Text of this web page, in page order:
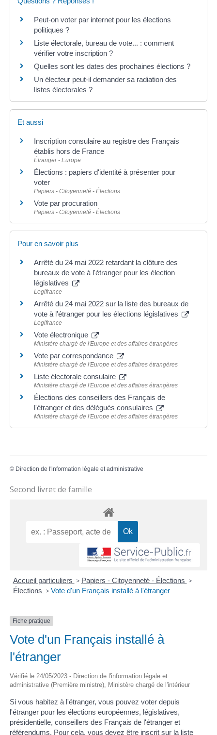
Peut-on voter par internet pour les élections
politiques ?
Liste électorale, bureau de vote... : comment
vérifier votre inscription ?
Quelles sont les dates des prochaines élections ?
Un électeur peut-il demander sa radiation des
listes électorales ?
Et aussi
Inscription consulaire au registre des Français
établis hors de France
Étranger - Europe
Élections : papiers d'identité à présenter pour
voter
Papiers - Citoyenneté - Élections
Vote par procuration
Papiers - Citoyenneté - Élections
Pour en savoir plus
Arrêté du 24 mai 2022 retardant la clôture des
bureaux de vote à l'étranger pour les élection
législatives
Legifrance
Arrêté du 24 mai 2022 sur la liste des bureaux de
vote à l'étranger pour les élections législatives
Legifrance
Vote électronique
Ministère chargé de l'Europe et des affaires étrangères
Vote par correspondance
Ministère chargé de l'Europe et des affaires étrangères
Liste électorale consulaire
Ministère chargé de l'Europe et des affaires étrangères
Élections des conseillers des Français de
l'étranger et des délégués consulaires
Ministère chargé de l'Europe et des affaires étrangères
© Direction de l'information légale et administrative
Second livret de famille
Accueil particuliers > Papiers - Citoyenneté - Élections >
Élections > Vote d'un Français installé à l'étranger
Fiche pratique
Vote d'un Français installé à
l'étranger
Vérifié le 24/05/2023 - Direction de l'information légale et
administrative (Première ministre), Ministère chargé de l'intérieur
Si vous habitez à l'étranger, vous pouvez voter depuis
l'étranger pour les élections européennes, législatives,
présidentielle, conseillers des Français de l'étranger et
référendums. Pour cela, vous devez être inscrit sur la liste